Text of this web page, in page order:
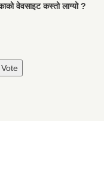
वेवसाइट कस्तो लाग्यो ?